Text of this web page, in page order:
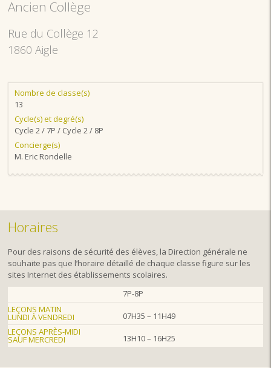
Ancien Collège
Rue du Collège 12
1860 Aigle
Nombre de classe(s)
13
Cycle(s) et degré(s)
Cycle 2 / 7P / Cycle 2 / 8P
Concierge(s)
M. Eric Rondelle
Horaires
Pour des raisons de sécurité des élèves, la Direction générale ne
souhaite pas que l’horaire détaillé de chaque classe figure sur les
sites Internet des établissements scolaires.
7P-8P
LEÇONS MATIN
LUNDI À VENDREDI
07H35 – 11H49
LEÇONS APRÈS-MIDI
SAUF MERCREDI 13H10 – 16H25